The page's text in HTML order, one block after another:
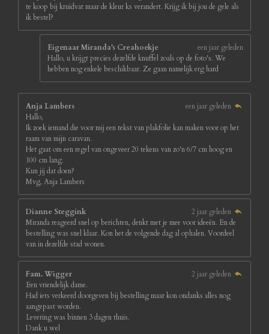
te koop bij kruidvat maar de kleur ks verandert. Krijg ik bij jou de gele als
ik bestel?
Eigenaar Miranda's Creahoekje
een jaar geleden
Hallo, u krijgt precies dezelfde knuffel zoals op de foto's. We
hebben nog enkele beschikbaar. Ze gaan namelijk erg hard
Anja Lambers
een jaar geleden
Hallo,
Ik zoek iemand die voor mij een tekst van plakfolie kan maken voor op het
raam van mijn caravan.
Het gaat om een regel van ongeveer 20 tekens van zo'n 6/7 cm hoog en
100 cm lang.
Kun jij dat doen?
Mvg, Anja Lambers
Dianne Steggink
2 jaar geleden
Miranda reageerd snel op berichten, denkt met je mee voor ideeën. En de
bestelling was snel klaar. Kon het de volgende dag al ophalen. Voordeel
van in dezelfde stad wonen.
Fam. Wigger
2 jaar geleden
Een vriendelijk dame.
Had iets verkeerd doorgeven bij bestelling maar kon ondanks alles nog
aangepast worden.
Levering was binnen 3 dagen thuis.
Dank u wel